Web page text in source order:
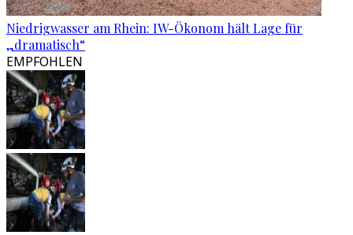
Niedrigwasser am Rhein: IW-Ökonom hält Lage für
„dramatisch“
EMPFOHLEN